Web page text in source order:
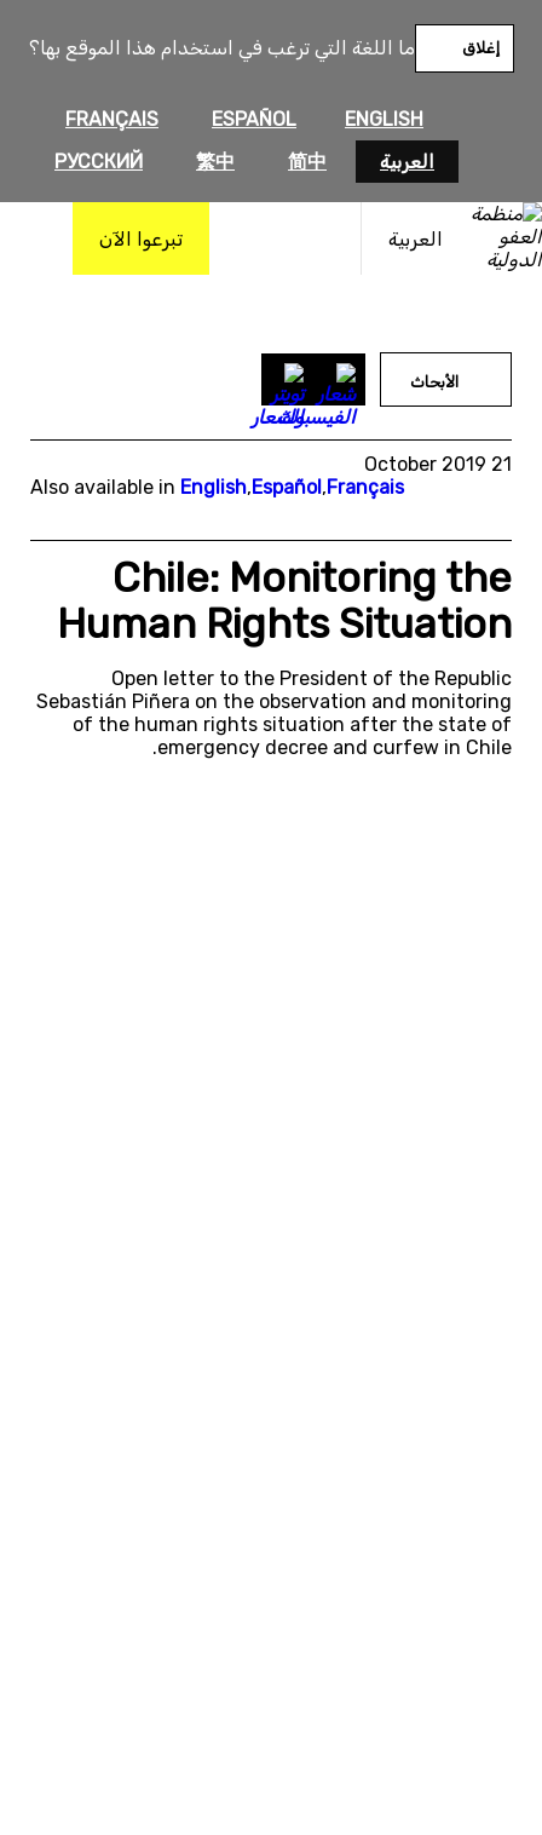
ما اللغة التي ترغب في استخدام هذا الموقع بها؟
ENGLISH
ESPAÑOL
FRANÇAIS
العربية
简中
繁中
РУССКИЙ
إغلاق
العربية تبرعوا الآن
المحتوى
الأبحاث
21 October 2019
Also available in English,Español,Français
Chile: Monitoring the
Human Rights Situation
Open letter to the President of the Republic
Sebastián Piñera on the observation and monitoring
of the human rights situation after the state of
emergency decree and curfew in Chile.